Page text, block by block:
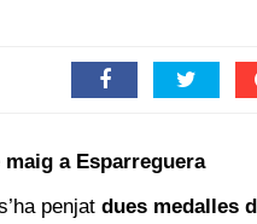
a Esparreguera
penjat dues medalles